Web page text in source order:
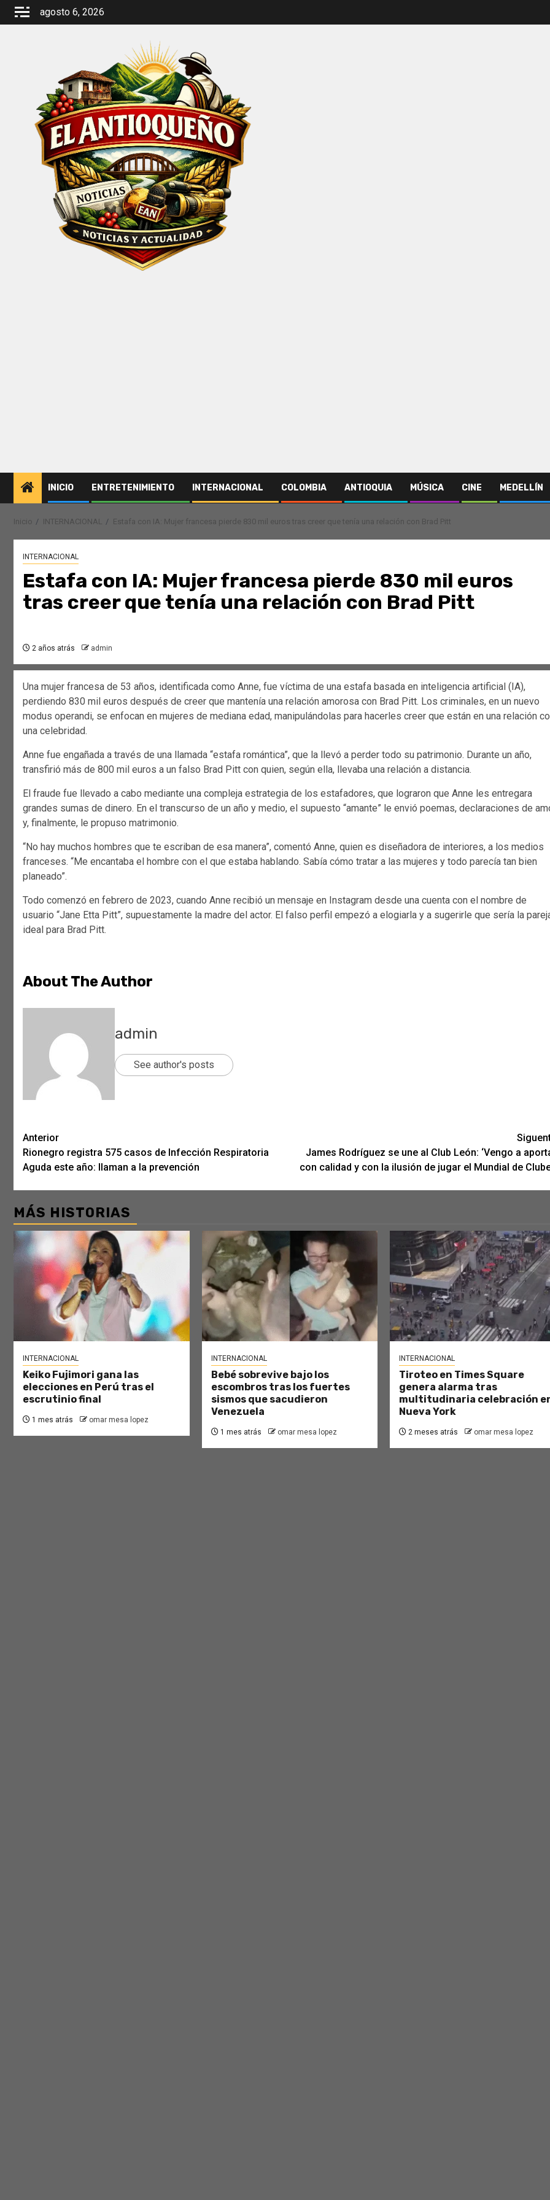
Saltar
agosto 6, 2026
INICIO ENTRETENIMIENTO INTERNACIONAL COLOMBIA ANTIOQUIA MÚSICA CINE MEDELLÍN
Inicio INTERNACIONAL Estafa con IA: Mujer francesa pierde 830 mil euros tras creer que tenía una relación con Brad Pitt
INTERNACIONAL
Estafa con IA: Mujer francesa pierde 830 mil euros
tras creer que tenía una relación con Brad Pitt
2 años atrás admin
Una mujer francesa de 53 años, identificada como Anne, fue víctima de una estafa basada en inteligencia artificial (IA),
perdiendo 830 mil euros después de creer que mantenía una relación amorosa con Brad Pitt. Los criminales, en un nuevo
modus operandi, se enfocan en mujeres de mediana edad, manipulándolas para hacerles creer que están en una relación
una celebridad.
Anne fue engañada a través de una llamada “estafa romántica”, que la llevó a perder todo su patrimonio. Durante un año,
transfirió más de 800 mil euros a un falso Brad Pitt con quien, según ella, llevaba una relación a distancia.
El fraude fue llevado a cabo mediante una compleja estrategia de los estafadores, que lograron que Anne les entregara
grandes sumas de dinero. En el transcurso de un año y medio, el supuesto “amante” le envió poemas, declaraciones de
y, finalmente, le propuso matrimonio.
“No hay muchos hombres que te escriban de esa manera”, comentó Anne, quien es diseñadora de interiores, a los medios
franceses. “Me encantaba el hombre con el que estaba hablando. Sabía cómo tratar a las mujeres y todo parecía tan bien
planeado”.
Todo comenzó en febrero de 2023, cuando Anne recibió un mensaje en Instagram desde una cuenta con el nombre de
usuario “Jane Etta Pitt”, supuestamente la madre del actor. El falso perfil empezó a elogiarla y a sugerirle que sería la
ideal para Brad Pitt.
About The Author
admin
See author's posts
Post
navigation
Anterior
Rionegro registra 575 casos de Infección Respiratoria
Aguda este año: llaman a la prevención
James Rodríguez se une al Club León: ‘Vengo a
con calidad y con la ilusión de jugar el Mundial de
MÁS HISTORIAS
INTERNACIONAL
Keiko Fujimori gana las
elecciones en Perú tras el
escrutinio final
1 mes atrás omar mesa lopez
INTERNACIONAL
Bebé sobrevive bajo los
escombros tras los fuertes
sismos que sacudieron
Venezuela
1 mes atrás omar mesa lopez
INTERNACIONAL
Tiroteo en Times Square
genera alarma tras
multitudinaria celebración
Nueva York
2 meses atrás omar mesa lopez